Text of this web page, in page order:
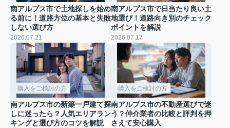
南アルプス市で土地探しを始め
る前に！道路方位の基本と失敗
しない選び方
2026.07.21
南アルプス市で日当たり良い土
地選び！道路向き別のチェック
ポイントを解説
2026.07.17
購入をご検討の方
南アルプス市の新築一戸建て探
しに迷ったら？人気エリアラン
キングと選び方のコツを解説
購入をご検討の方
南アルプス市の不動産選びで迷
う？仲介業者の比較と評判を押
さえて安心購入